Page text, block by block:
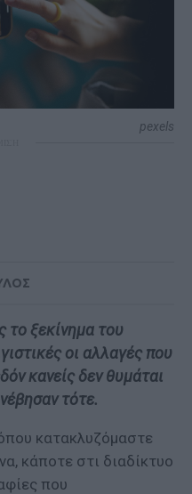
pexels
το ξεκίνημα του
οι αλλαγές που
κανείς δεν θυμάται
τότε.
κατακλυζόμαστε
κάποτε στι διαδίκτυο
που